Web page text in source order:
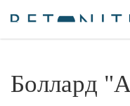
Боллард